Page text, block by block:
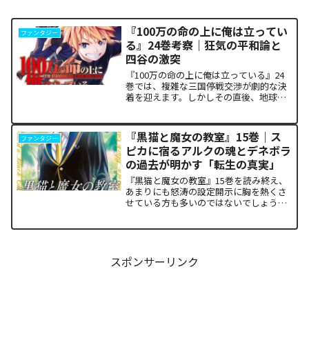
ファンタジー
『100万の命の上に俺は立ってい
る』24巻考察｜狂気の平和論と
四谷の激突
『100万の命の上に俺は立っている』24
巻では、複雑な三国停戦交渉が劇的な決
着を迎えます。しかしその直後、地球を
ち塞がります。彼が主張する「狂気の平
和論」と四谷友助たち...
ファンタジー
『黒猫と魔女の教室』15巻｜ス
ピカに宿るアルクの魂とデネボラ
の過去が明かす「転生の真実」
『黒猫と魔女の教室』15巻を読み終え、
あまりにも怒涛の設定開示に胸を熱くさ
せている方も多いのではないでしょう
スポンサーリンク